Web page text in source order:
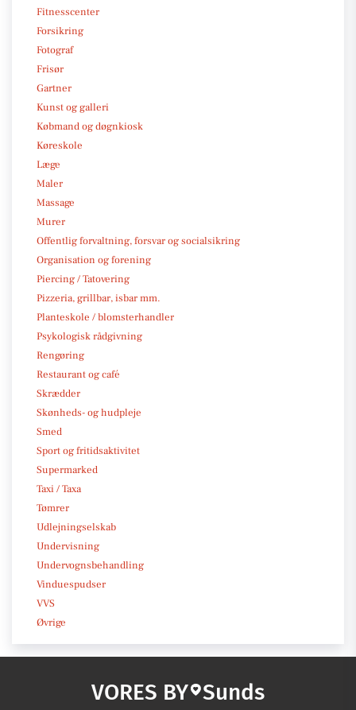
Fitnesscenter
Forsikring
Fotograf
Frisør
Gartner
Kunst og galleri
Købmand og døgnkiosk
Køreskole
Læge
Maler
Massage
Murer
Offentlig forvaltning, forsvar og socialsikring
Organisation og forening
Piercing / Tatovering
Pizzeria, grillbar, isbar mm.
Planteskole / blomsterhandler
Psykologisk rådgivning
Rengøring
Restaurant og café
Skrædder
Skønheds- og hudpleje
Smed
Sport og fritidsaktivitet
Supermarked
Taxi / Taxa
Tømrer
Udlejningselskab
Undervisning
Undervognsbehandling
Vinduespudser
VVS
Øvrige
VORES BY Sunds